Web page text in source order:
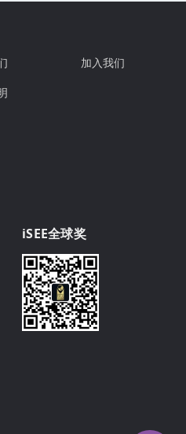
加入我们
iSEE全球奖